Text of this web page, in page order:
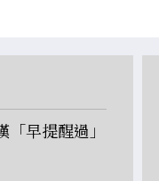
早提醒過」